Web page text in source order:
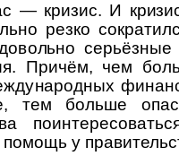
— кризис. И
резко
Причём, чем
тем больше
помощь у